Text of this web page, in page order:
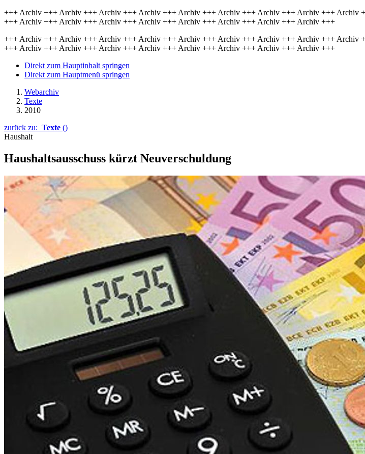
+++ Archiv +++ Archiv +++ Archiv +++ Archiv +++ Archiv +++ Archiv +++ Archiv +++ Archiv +++
+++ Archiv +++ Archiv +++ Archiv +++ Archiv +++ Archiv +++ Archiv +++ Archiv +++ Archiv +++
+++ Archiv +++ Archiv +++ Archiv +++ Archiv +++ Archiv +++ Archiv +++ Archiv +++ Archiv +++
+++ Archiv +++ Archiv +++ Archiv +++ Archiv +++ Archiv +++ Archiv +++ Archiv +++ Archiv +++
Direkt zum Hauptinhalt springen
Direkt zum Hauptmenü springen
Webarchiv
Texte
2010
zurück zu: Texte ()
Haushalt
Haushaltsausschuss kürzt Neuverschuldung